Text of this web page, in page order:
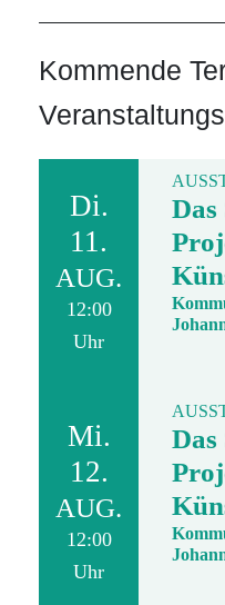
Kommende
Di.
11.
AUG.
12:00
Uhr
Mi.
12.
AUG.
12:00
Uhr